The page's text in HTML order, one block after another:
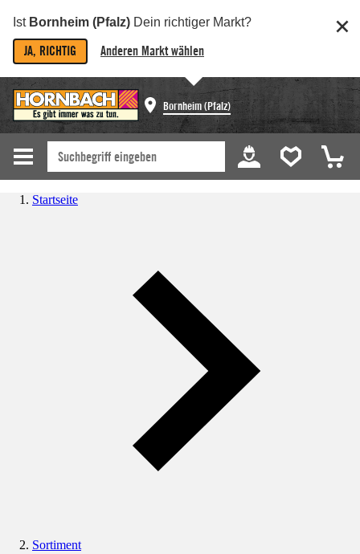
Ist Bornheim (Pfalz) Dein richtiger Markt?
JA, RICHTIG Anderen Markt wählen
Bornheim (Pfalz)
Startseite
Sortiment